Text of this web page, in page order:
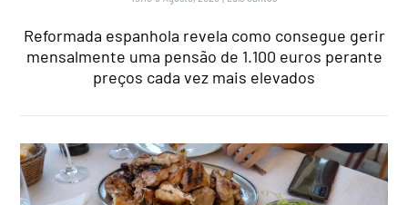
Reformada espanhola revela como consegue gerir
mensalmente uma pensão de 1.100 euros perante
preços cada vez mais elevados